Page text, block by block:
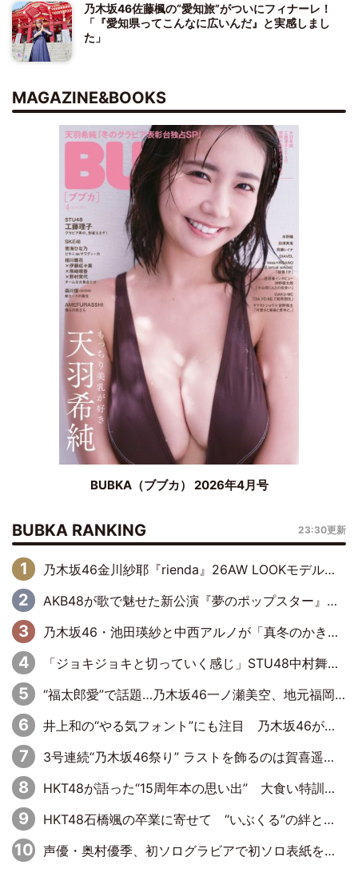
乃木坂46佐藤楓の“愛知旅”がついにフィナーレ！
「『愛知県ってこんなに広いんだ』と実感しまし
た」
MAGAZINE&BOOKS
BUBKA（ブブカ） 2026年4月号
BUBKA RANKING 23:30更新
乃木坂46金川紗耶『rienda』26AW LOOKモデルに就任
AKB48が歌で魅せた新公演『夢のポップスター』 初日から全身全霊のステージ
乃木坂46・池田瑛紗と中西アルノが「真冬のかき氷」騒動で火花散らす！ 因縁の裏にあるのは、逆境をともに“凌”ぐ似た者同士の絆
「ジョキジョキと切っていく感じ」STU48中村舞、新しい挑戦は自らの手で
“福太郎愛”で話題…乃木坂46一ノ瀬美空、地元福岡『めんべい25周年トップサポーター』に就任
井上和の“やる気フォント”にも注目 乃木坂46が挑んだ書道パフォーマンスの舞台裏
3号連続“乃木坂46祭り” ラストを飾るのは賀喜遥香…5年ぶりの登場に「5年分大人になった私を見ていただけたら」
HKT48が語った“15周年本の思い出” 大食い特訓・守護霊企画・制服グラビア…盛りだくさんの裏話
HKT48石橋颯の卒業に寄せて “いぶくる”の絆と後輩・龍頭綺音の決意
声優・奥村優季、初ソログラビアで初ソロ表紙を飾る！ 初めて見せる表情や、声優を志したきっかけなどを語った必読のインタビューを掲載